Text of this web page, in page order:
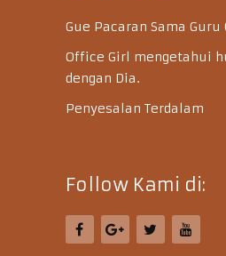
Gue Pacaran Sama Guru
Office Girl mengetahui
dengan Dia.
Penyesalan Terdalam
Follow Kami di: